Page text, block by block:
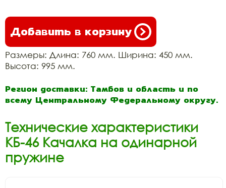
Добавить в корзину
Размеры: Длина: 760 мм. Ширина: 450 мм.
Высота: 995 мм.
Регион доставки: Тамбов и область и по
всему Центральному Федеральному округу.
Технические характеристики
КБ-46 Качалка на одинарной
пружине